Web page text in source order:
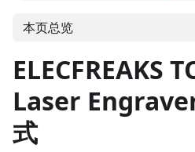
本页总览
ELECFREAKS
Laser
式